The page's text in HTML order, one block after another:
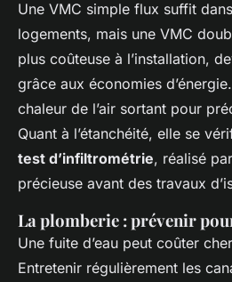
Une VMC simple flux suffit
logements, mais une VMC
plus coûteuse à l’installation,
grâce aux économies
chaleur de l’air sortant pour
Quant à l’étanchéité, elle se
test d’infiltrométrie, réalisé
précieuse avant des travaux
La plomberie : prévenir
Une fuite d’eau peut coûter
Entretenir régulièrement les